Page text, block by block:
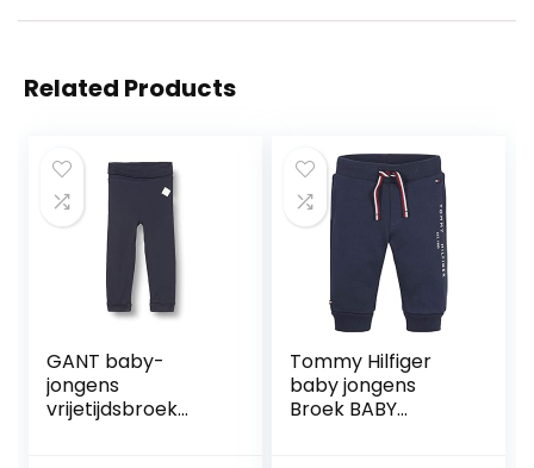
Related Products
GANT baby-
jongens
vrijetijdsbroek
Tommy Hilfiger
baby jongens
Broek BABY